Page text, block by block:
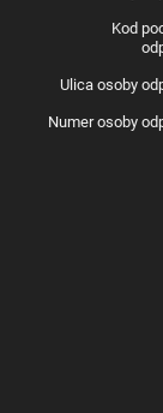
Kod
Ulica osoby
Numer osoby